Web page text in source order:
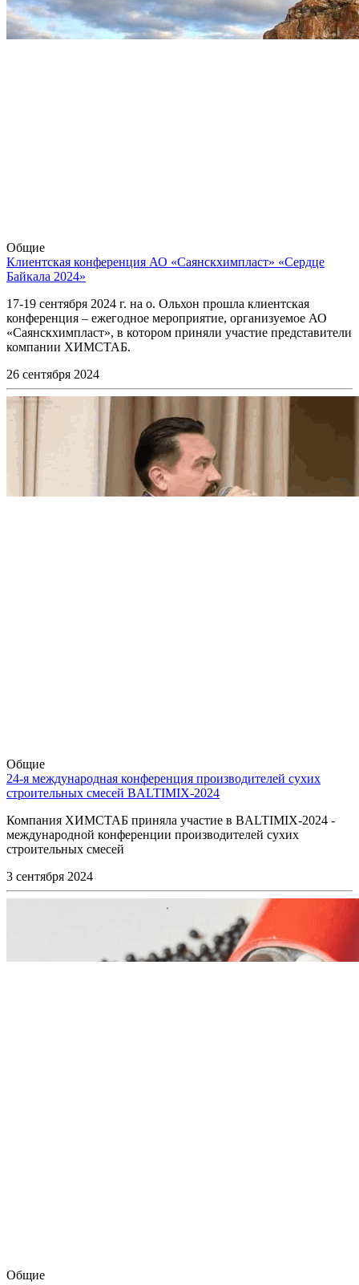
Общие
Клиентская конференция АО «Саянскхимпласт» «Сердце
Байкала 2024»
17-19 сентября 2024 г. на о. Ольхон прошла клиентская
конференция – ежегодное мероприятие, организуемое АО
«Саянскхимпласт», в котором приняли участие представители
компании ХИМСТАБ.
26 сентября 2024
Общие
24-я международная конференция производителей сухих
строительных смесей BALTIMIX-2024
Компания ХИМСТАБ приняла участие в BALTIMIX-2024 -
международной конференции производителей сухих
строительных смесей
3 сентября 2024
Общие